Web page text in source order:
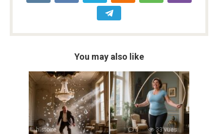
You may also like
histoire 0 33 vues